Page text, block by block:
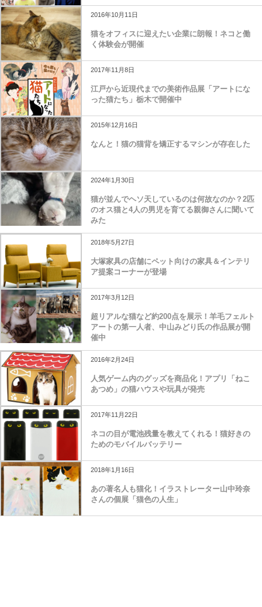
2016年10月11日
猫をオフィスに迎えたい企業に朗報！ネコと働
く体験会が開催
2017年11月8日
江戸から近現代までの美術作品展「アートにな
った猫たち」栃木で開催中
2015年12月16日
なんと！猫の猫背を矯正するマシンが存在した
2024年1月30日
猫が並んでヘソ天しているのは何故なのか？2匹
のオス猫と4人の男児を育てる親御さんに聞いて
みた
2018年5月27日
大塚家具の店舗にペット向けの家具＆インテリ
ア提案コーナーが登場
2017年3月12日
超リアルな猫など約200点を展示！羊毛フェルト
アートの第一人者、中山みどり氏の作品展が開
催中
2016年2月24日
人気ゲーム内のグッズを商品化！アプリ「ねこ
あつめ」の猫ハウスや玩具が発売
2017年11月22日
ネコの目が電池残量を教えてくれる！猫好きの
ためのモバイルバッテリー
2018年1月16日
あの著名人も猫化！イラストレーター山中玲奈
さんの個展「猫色の人生」